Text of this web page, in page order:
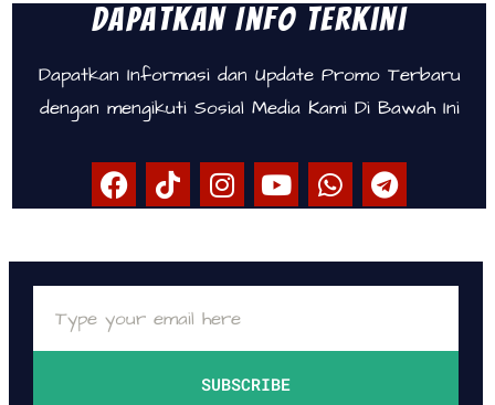
Dapatkan Info Terkini
Dapatkan Informasi dan Update Promo Terbaru
dengan mengikuti Sosial Media Kami Di Bawah Ini
SUBSCRIBE